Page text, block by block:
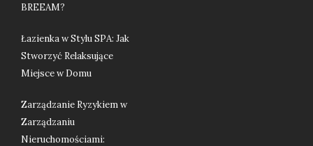
BREEAM?
Łazienka w Stylu SPA: Jak
Stworzyć Relaksujące
Miejsce w Domu
Zarządzanie Ryzykiem w
Zarządzaniu
Nieruchomościami: